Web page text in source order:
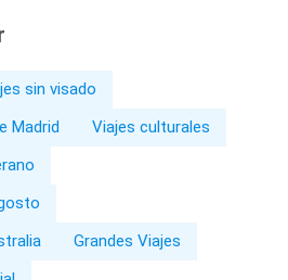
sin visado
Madrid
Viajes culturales
Grandes Viajes